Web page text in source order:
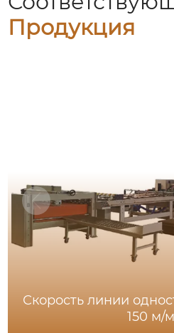
Продукция
Скорость линии
150 м/